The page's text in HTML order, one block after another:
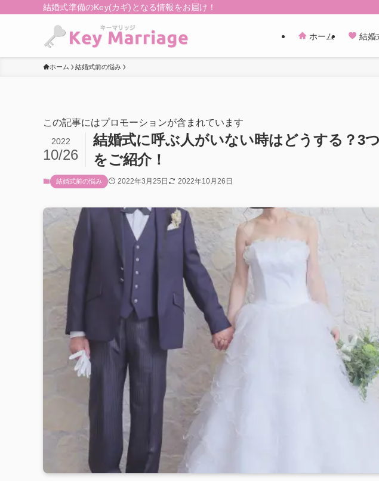
結婚式準備のKey(カギ)となる情報をお届け！
ホーム 結婚
ホーム 結婚式前の悩み
この記事にはプロモーションが含まれています
結婚式に呼ぶ人がいない時はどうする？3
をご紹介！
2022
10/26
結婚式前の悩み 2022年3月25日 2022年10月26日